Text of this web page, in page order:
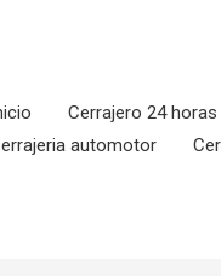
Cerrajero 24 horas
automotor